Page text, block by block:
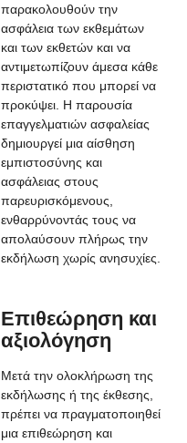
παρακολουθούν την
ασφάλεια των εκθεμάτων
και των εκθετών και να
αντιμετωπίζουν άμεσα κάθε
περιστατικό που μπορεί να
προκύψει. Η παρουσία
επαγγελματιών ασφαλείας
δημιουργεί μια αίσθηση
εμπιστοσύνης και
ασφάλειας στους
παρευρισκόμενους,
ενθαρρύνοντάς τους να
απολαύσουν πλήρως την
εκδήλωση χωρίς ανησυχίες.
Επιθεώρηση και
αξιολόγηση
Μετά την ολοκλήρωση της
εκδήλωσης ή της έκθεσης,
πρέπει να πραγματοποιηθεί
μια επιθεώρηση και